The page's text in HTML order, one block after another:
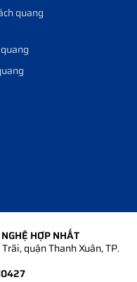
quang
HỢP NHẤT
quận Thanh Xuân, TP.